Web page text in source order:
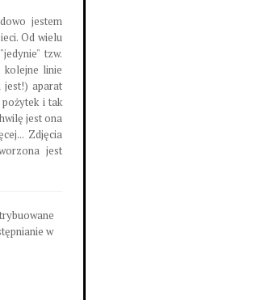
jestem
Od wielu
tzw.
kolejne linie
jest!) aparat
i tak
jest ona
Zdjęcia
jest
w